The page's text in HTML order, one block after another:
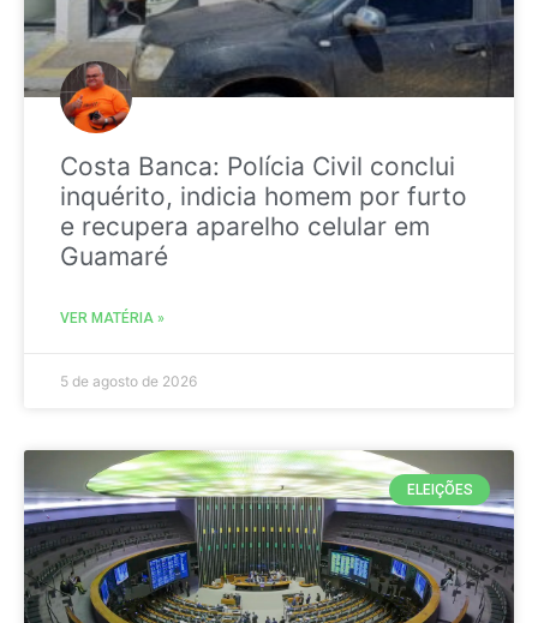
Costa Banca: Polícia Civil conclui
inquérito, indicia homem por furto
e recupera aparelho celular em
Guamaré
VER MATÉRIA »
5 de agosto de 2026
ELEIÇÕES